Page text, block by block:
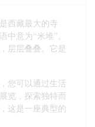
是西藏最大的寺
中意为“米堆”。
层层叠叠。它是
，您可以通过生活
览，探索独特而
，这是一座典型的